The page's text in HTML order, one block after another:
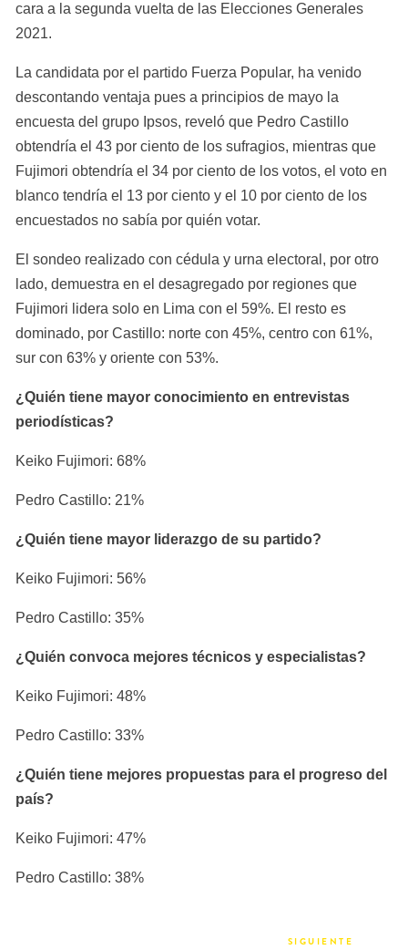
cara a la segunda vuelta de las Elecciones Generales
2021.
La candidata por el partido Fuerza Popular, ha venido
descontando ventaja pues a principios de mayo la
encuesta del grupo Ipsos, reveló que Pedro Castillo
obtendría el 43 por ciento de los sufragios, mientras que
Fujimori obtendría el 34 por ciento de los votos, el voto en
blanco tendría el 13 por ciento y el 10 por ciento de los
encuestados no sabía por quién votar.
El sondeo realizado con cédula y urna electoral, por otro
lado, demuestra en el desagregado por regiones que
Fujimori lidera solo en Lima con el 59%. El resto es
dominado, por Castillo: norte con 45%, centro con 61%,
sur con 63% y oriente con 53%.
¿Quién tiene mayor conocimiento en entrevistas
periodísticas?
Keiko Fujimori: 68%
Pedro Castillo: 21%
¿Quién tiene mayor liderazgo de su partido?
Keiko Fujimori: 56%
Pedro Castillo: 35%
¿Quién convoca mejores técnicos y especialistas?
Keiko Fujimori: 48%
Pedro Castillo: 33%
¿Quién tiene mejores propuestas para el progreso del
país?
Keiko Fujimori: 47%
Pedro Castillo: 38%
SIGUIENTE